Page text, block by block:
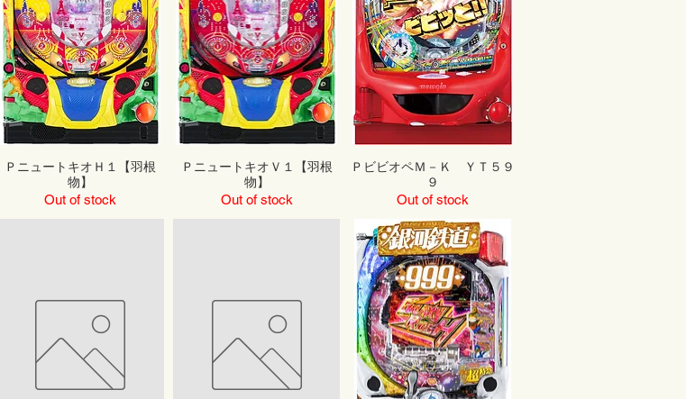
ＰニュートキオＨ１【羽根
物】
Out of stock
ＰニュートキオＶ１【羽根
物】
Out of stock
ＰビビオペＭ－Ｋ ＹＴ５９
９
Out of stock